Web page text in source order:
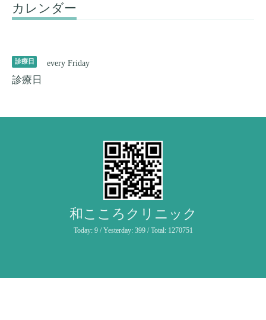
カレンダー
診療日 every Friday
診療日
和こころクリニック
Today: 9/ Yesterday: 399/ Total: 1270751